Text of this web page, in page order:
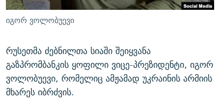
ᲐᲒᲕᲘᲡᲢᲝᲡ ᲝᲛᲘ
ПРИВЕТ ᲙᲣᲚᲢᲣᲠᲐ
იგორ ვოლობუევი
რუსეთმა ძებნილთა სიაში შეიყვანა
გაზპრომბანკის ყოფილი ვიცე-პრეზიდენტი, იგორ
ვოლობუევი, რომელიც ამჟამად უკრაინის არმიის
მხარეს იბრძვის.